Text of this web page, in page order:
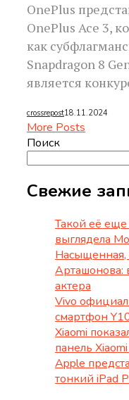
OnePlus
OnePlus Ace 3,
как
Snapdragon 8
является
crossrepost18.11.2024
More Posts
Поиск
Свежие
Такой её еще
выглядела
Насыщенная,
Арташонова:
актера
Vivo
смартфон
Xiaomi
панель
Apple
тонкий iPad